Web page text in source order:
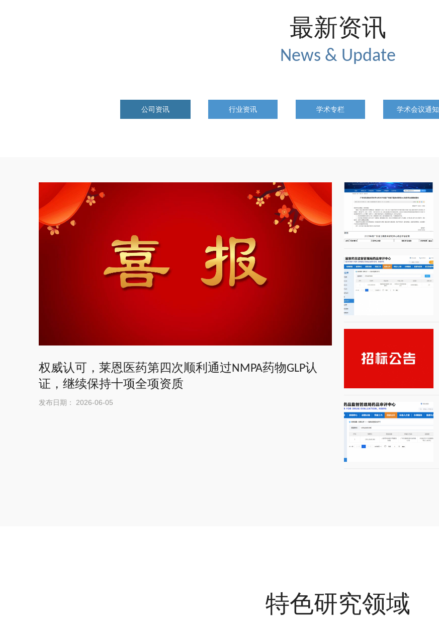
最新资讯
News & Update
公司资讯 行业资讯 学术专栏 学术会议通知
权威认可，莱恩医药第四次顺利通过NMPA药物GLP认
证，继续保持十项全项资质
发布日期： 2026-06-05
深耕儿科用药评价，莱恩医药助力儿科药物“小
广东莱恩医药研究院有限公司三期项目实验仪器
设备招标更正公告
发布日期： 2026-05-21
设备招标公告
发布日期： 2026-05-19
特色研究领域